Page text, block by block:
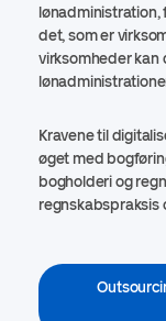
lønadministration,
det, som er
virksomheder
Kravene til
øget med
bogholderi og
regnskabspraksis